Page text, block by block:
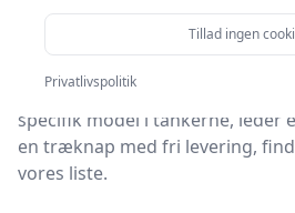
har vi udvalgt de 15 mest
nemt kan træffe et godt valg.
Så uanset om du vægter høj
specifik model i tankerne, leder
en træknap med fri levering,
vores liste.
Tillad ingen
Privatlivspolitik